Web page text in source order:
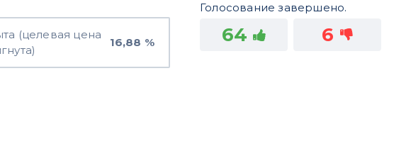
(целевая цена
16,88 %
Голосование завершено.
64 6